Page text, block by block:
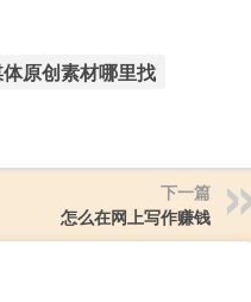
体原创素材哪里找
下一篇
怎么在网上写作赚钱